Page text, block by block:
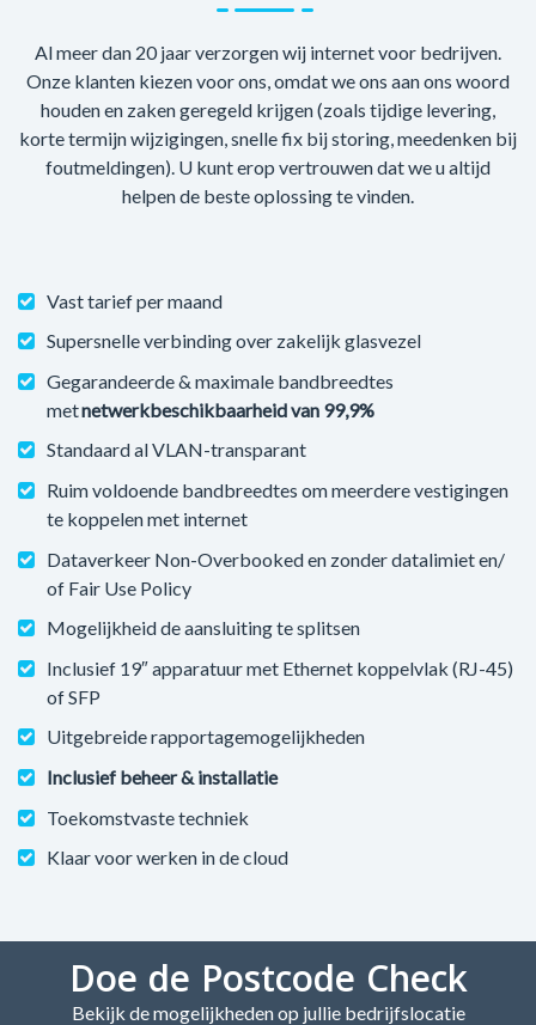
Al meer dan 20 jaar verzorgen wij internet voor bedrijven.
Onze klanten kiezen voor ons, omdat we ons aan ons woord
houden en zaken geregeld krijgen (zoals tijdige levering,
korte termijn wijzigingen, snelle fix bij storing, meedenken bij
foutmeldingen). U kunt erop vertrouwen dat we u altijd
helpen de beste oplossing te vinden.
Vast tarief per maand
Supersnelle verbinding over zakelijk glasvezel
Gegarandeerde & maximale bandbreedtes
metnetwerkbeschikbaarheid van 99,9%
Standaard al VLAN-transparant
Ruim voldoende bandbreedtes om meerdere vestigingen
te koppelen met internet
Dataverkeer Non-Overbooked en zonder datalimiet en/
of Fair Use Policy
Mogelijkheid de aansluiting te splitsen
Inclusief 19″ apparatuur met Ethernet koppelvlak (RJ-45)
of SFP
Uitgebreide rapportagemogelijkheden
Inclusief beheer & installatie
Toekomstvaste techniek
Klaar voor werken in de cloud
Doe de Postcode Check
Bekijk de mogelijkheden op jullie bedrijfslocatie